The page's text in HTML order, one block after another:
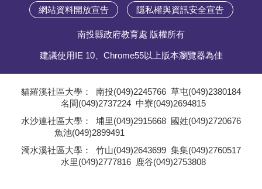
校務行政
網站資料開放宣告 隱私權與資訊安全宣告
南投縣政府教育處 版權所有
建議使用IE 10、Chrome55以上版本瀏覽器為佳
貓羅溪社區大學： 南投(049)2245766 草屯(049)2380184
名間(049)2737224 中寮(049)2694815
水沙連社區大學： 埔里(049)2915668 國姓(049)2720676
魚池(049)2899491
濁水溪社區大學： 竹山(049)2643699 集集(049)2760517
水里(049)2777816 鹿谷(049)2753808